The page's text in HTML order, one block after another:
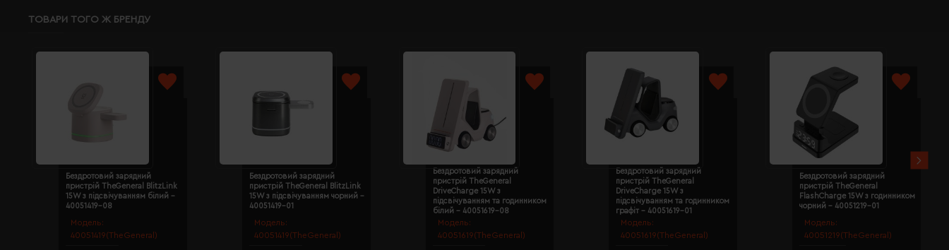
ТОВАРИ ТОГО Ж БРЕНДУ
Модель:
40051419(TheGeneral)
Бездротовий зарядний
пристрій TheGeneral BlitzLink
15W з підсвічуванням білий -
40051419-08
Модель:
40051419(TheGeneral)
Бездротовий зарядний
пристрій TheGeneral BlitzLink
15W з підсвічуванням чорний -
40051419-01
Модель:
40051619(TheGeneral)
Бездротовий зарядний
пристрій TheGeneral
DriveCharge 15W з
підсвічуванням та годинником
білий - 40051619-08
Модель:
40051619(TheGeneral)
Бездротовий зарядний
пристрій TheGeneral
DriveCharge 15W з
підсвічуванням та годинником
графіт - 40051619-01
Модель:
40051219(TheGeneral)
Бездротовий зарядний
пристрій TheGeneral
FlashCharge 15W з годинником
чорний - 40051219-01